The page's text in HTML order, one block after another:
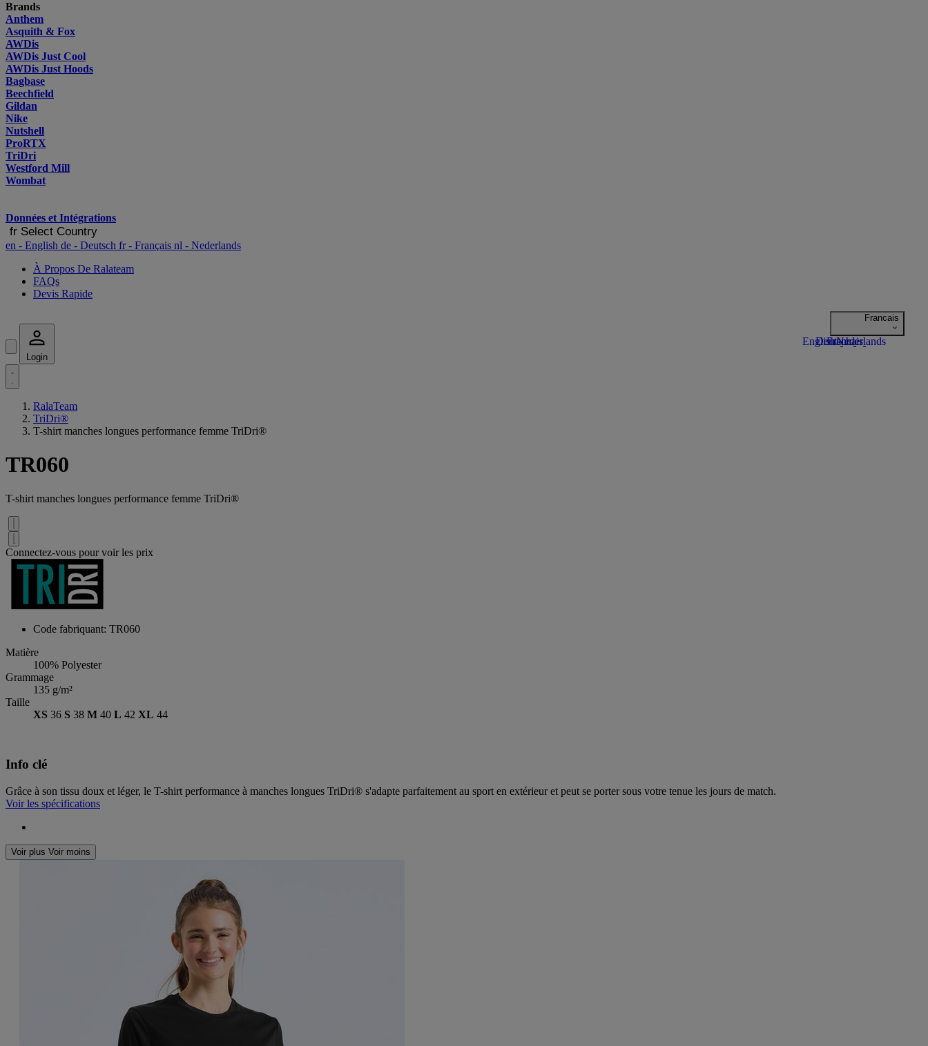
Brands
Anthem
Asquith & Fox
AWDis
AWDis Just Cool
AWDis Just Hoods
Bagbase
Beechfield
Gildan
Nike
Nutshell
ProRTX
TriDri
Westford Mill
Wombat
Données et Intégrations
fr Select Country
en - English de - Deutsch fr- Français nl - Nederlands
À Propos De Ralateam
FAQs
Devis Rapide
Login
RalaTeam
TriDri®
T-shirt manches longues performance femme TriDri®
TR060
T-shirt manches longues performance femme TriDri®
Connectez-vous pour voir les prix
Code fabriquant: TR060
Matière
100% Polyester
Grammage
135 g/m²
Taille
XS 36 S 38 M 40 L 42 XL 44
Info clé
Grâce à son tissu doux et léger, le T-shirt performance à manches longues TriDri® s'adapte parfaitement au sport en extérieur et peut se porter sous votre tenue les jours de match.
Voir les spécifications
Voir plus Voir moins